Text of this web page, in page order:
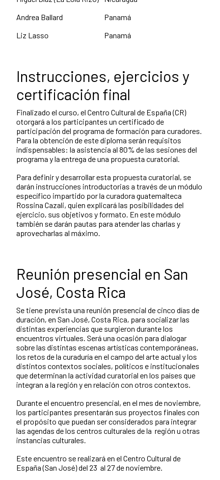
Andrea Ballard
Panamá
Liz Lasso
Panamá
Instrucciones, ejercicios y
certificación final
Finalizado el curso, el Centro Cultural de España (CR)
otorgará a los participantes un certificado de
participación del programa de formación para curadores.
Para la obtención de este diploma serán requisitos
indispensables: la asistencia al 80% de las sesiones del
programa y la entrega de una propuesta curatorial.
Para definir y desarrollar esta propuesta curatorial, se
darán instrucciones introductorias a través de un módulo
específico impartido por la curadora guatemalteca
Rossina Cazali, quien explicará las posibilidades del
ejercicio, sus objetivos y formato. En este módulo
también se darán pautas para atender las charlas y
aprovecharlas al máximo.
Reunión presencial en San
José, Costa Rica
Se tiene prevista una reunión presencial de cinco días de
duración, en San José, Costa Rica, para socializar las
distintas experiencias que surgieron durante los
encuentros virtuales. Será una ocasión para dialogar
sobre las distintas escenas artísticas contemporáneas,
los retos de la curaduría en el campo del arte actual y los
distintos contextos sociales, políticos e institucionales
que determinan la actividad curatorial en los países que
integran a la región y en relación con otros contextos.
Durante el encuentro presencial, en el mes de noviembre,
los participantes presentarán sus proyectos finales con
el propósito que puedan ser considerados para integrar
las agendas de los centros culturales de la región u otras
instancias culturales.
Este encuentro se realizará en el Centro Cultural de
España (San José) del 23 al 27 de noviembre.